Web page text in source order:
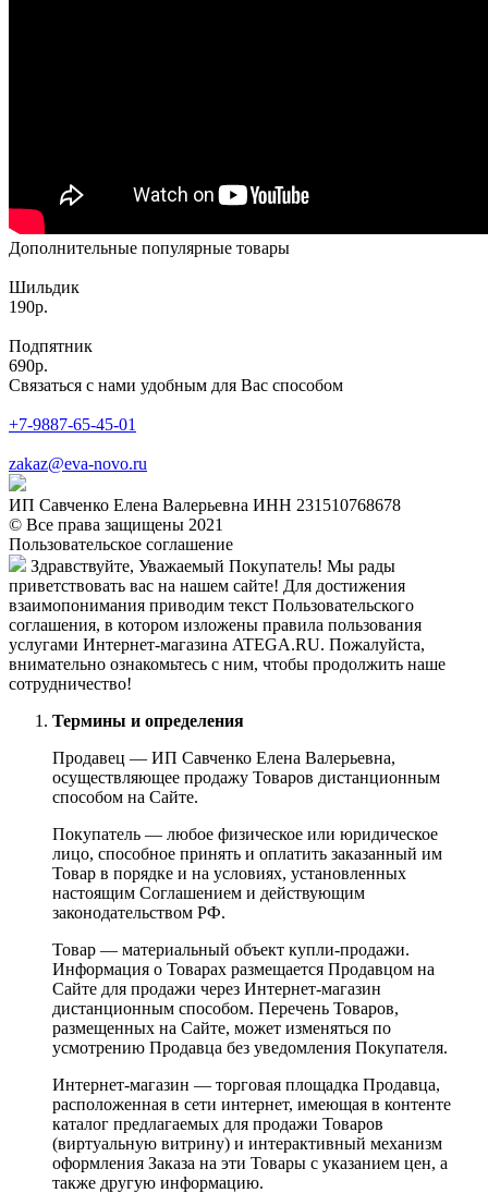
Дополнительные популярные товары
Шильдик
190р.
Подпятник
690р.
Связаться с нами удобным для Вас способом
+7-9887-65-45-01
zakaz@eva-novo.ru
ИП Савченко Елена Валерьевна ИНН 231510768678
© Все права защищены 2021
Пользовательское соглашение
Здравствуйте, Уважаемый Покупатель! Мы рады
приветствовать вас на нашем сайте! Для достижения
взаимопонимания приводим текст Пользовательского
соглашения, в котором изложены правила пользования
услугами Интернет-магазина ATEGA.RU. Пожалуйста,
внимательно ознакомьтесь с ним, чтобы продолжить наше
сотрудничество!
Термины и определения
Продавец — ИП Савченко Елена Валерьевна,
осуществляющее продажу Товаров дистанционным
способом на Сайте.
Покупатель — любое физическое или юридическое
лицо, способное принять и оплатить заказанный им
Товар в порядке и на условиях, установленных
настоящим Соглашением и действующим
законодательством РФ.
Товар — материальный объект купли-продажи.
Информация о Товарах размещается Продавцом на
Сайте для продажи через Интернет-магазин
дистанционным способом. Перечень Товаров,
размещенных на Сайте, может изменяться по
усмотрению Продавца без уведомления Покупателя.
Интернет-магазин — торговая площадка Продавца,
расположенная в сети интернет, имеющая в контенте
каталог предлагаемых для продажи Товаров
(виртуальную витрину) и интерактивный механизм
оформления Заказа на эти Товары с указанием цен, а
также другую информацию.